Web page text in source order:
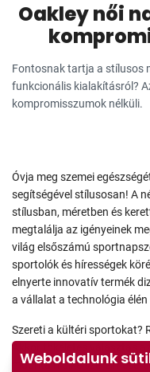
Oakley női
Fontosnak tartja a stílusos
funkcionális kialakításról?
kompromisszumok nélküli.
Óvja meg szemei
segítségével stílusosan! A
stílusban, méretben és
megtalálja az igényeinek
világ elsőszámú
sportolók és hírességek
elnyerte innovatív termék
a vállalat a technológia élén
Szereti a kültéri sportokat?
Akkor tökéletes választás
mountain bike
Weboldalunk